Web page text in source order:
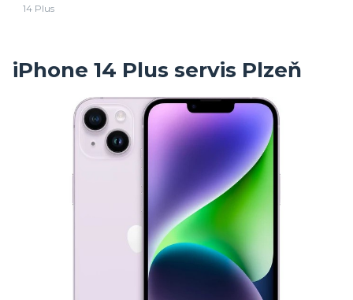
14 Plus
iPhone 14 Plus servis Plzeň